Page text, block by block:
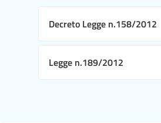
Decreto Legge n.158/2012
Legge n.189/2012